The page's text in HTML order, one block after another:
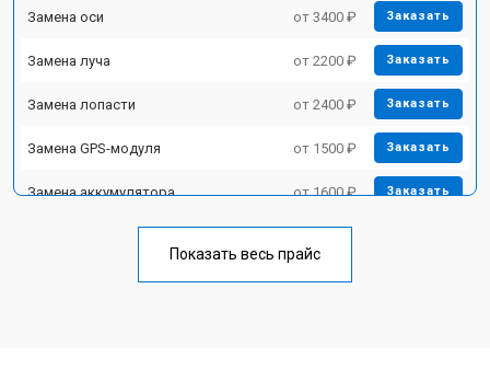
Замена оси от 3400 ₽ Заказать
Замена луча от 2200 ₽ Заказать
Замена лопасти от 2400 ₽ Заказать
Замена GPS-модуля от 1500 ₽ Заказать
Замена аккумулятора от 1600 ₽ Заказать
от 1800 ₽
Показать весь прайс